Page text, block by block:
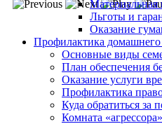
Льготы и
Оказание
Профилактика домашнего
Основные виды
План обеспечения
Оказание услуги
Профилактика
Куда обратиться за
Комната «агрессора»